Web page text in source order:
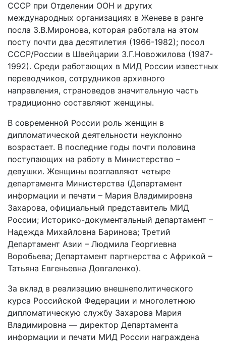
СССР при Отделении ООН и других
международных организациях в Женеве в ранге
посла З.В.Миронова, которая работала на этом
посту почти два десятилетия (1966-1982); посол
СССР/России в Швейцарии З.Г.Новожилова (1987-
1992). Среди работающих в МИД России известных
переводчиков, сотрудников архивного
направления, страноведов значительную часть
традиционно составляют женщины.
В современной России роль женщин в
дипломатической деятельности неуклонно
возрастает. В последние годы почти половина
поступающих на работу в Министерство –
девушки. Женщины возглавляют четыре
департамента Министерства (Департамент
информации и печати – Мария Владимировна
Захарова, официальный представитель МИД
России; Историко-документальный департамент –
Надежда Михайловна Баринова; Третий
Департамент Азии – Людмила Георгиевна
Воробьева; Департамент партнерства с Африкой –
Татьяна Евгеньевна Довгаленко).
За вклад в реализацию внешнеполитического
курса Российской Федерации и многолетнюю
дипломатическую службу Захарова Мария
Владимировна — директор Департамента
информации и печати МИД России награждена